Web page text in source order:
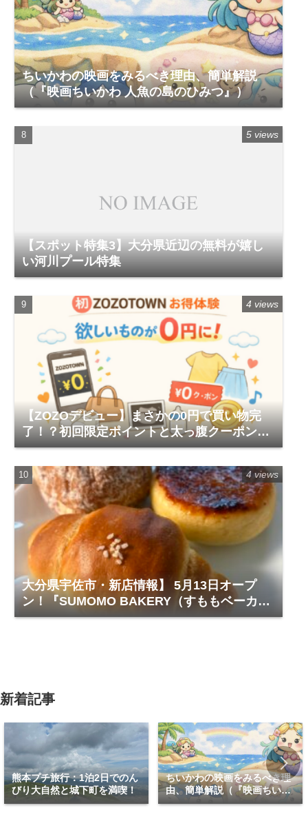
ちいかわの映画をみるべき理由、簡単解説
（『映画ちいかわ 人魚の島のひみつ』）
【スポット特集3】大分県近辺の無料が嬉し
い河川プール特集
5 views
【ZOZOデビュー】まさかの0円で買い物完
了！？初回限定ポイントと太っ腹クーポンが
ヤバすぎる体験レポ
4 views
大分県宇佐市・新店情報】 5月13日オープ
ン！『SUMOMO BAKERY（すももベーカリ
ー）』レビュー
4 views
新着記事
熊本プチ旅行：1泊2日でのん
びり大自然と城下町を満喫！
ちいかわの映画をみるべき理
由、簡単解説（『映画ちいか
わ 人魚の島のひみつ』）